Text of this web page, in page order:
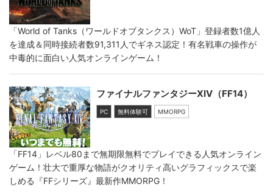
「World of Tanks（ワールドオブタンクス）WoT」登録者数1億人
を達成＆同時接続者数91,311人でギネス認定！有名戦車の操作が
中毒的に面白い人気オンラインゲーム！
ファイナルファンタジーXIV（FF14）
PC 無料体験可 MMORPG
「FF14」レベル80まで無期限無料でプレイできる人気オンライン
ゲーム！壮大で重厚な物語がクオリティ高いグラフィックスで楽
しめる『FFシリーズ』最新作MMORPG！